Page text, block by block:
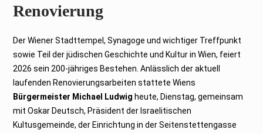
Renovierung
Der Wiener Stadttempel, Synagoge und wichtiger Treffpunkt
sowie Teil der jüdischen Geschichte und Kultur in Wien, feiert
2026 sein 200-jähriges Bestehen. Anlässlich der aktuell
laufenden Renovierungsarbeiten stattete Wiens
Bürgermeister Michael Ludwig heute, Dienstag, gemeinsam
mit Oskar Deutsch, Präsident der Israelitischen
Kultusgemeinde, der Einrichtung in der Seitenstettengasse